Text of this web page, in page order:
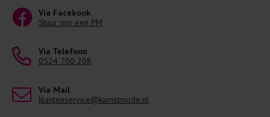
Via Facebook
Stuur ons een PM
Via Telefoon
0524 700 208
Via Mail
klantenservice@kamstmode.nl